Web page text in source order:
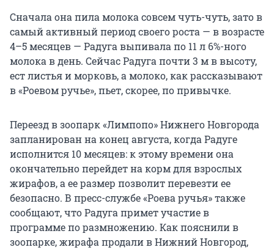
Сначала она пила молока совсем чуть-чуть, зато в
самый активный период своего роста — в возрасте
4–5 месяцев — Радуга выпивала по 11 л 6%-ного
молока в день. Сейчас Радуга почти 3 м в высоту,
ест листья и морковь, а молоко, как рассказывают
в «Роевом ручье», пьет, скорее, по привычке.
Переезд в зоопарк «Лимпопо» Нижнего Новгорода
запланирован на конец августа, когда Радуге
исполнится 10 месяцев: к этому времени она
окончательно перейдет на корм для взрослых
жирафов, а ее размер позволит перевезти ее
безопасно. В пресс-службе «Роева ручья» также
сообщают, что Радуга примет участие в
программе по размножению. Как пояснили в
зоопарке, жирафа продали в Нижний Новгород,